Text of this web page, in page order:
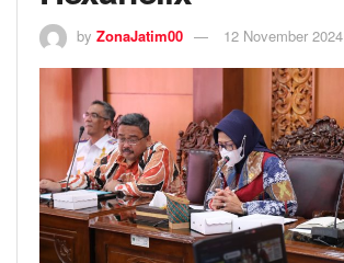
by ZonaJatim00 12 November 2024